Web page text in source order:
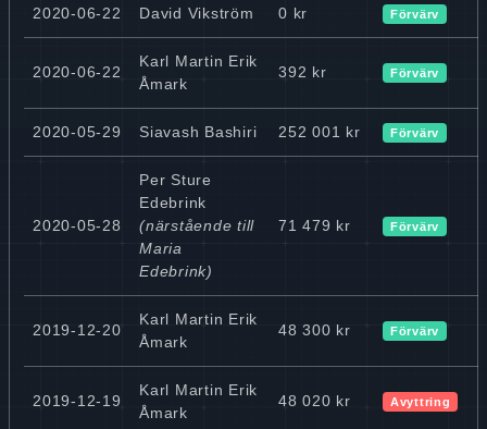
2020-06-22 David Vikström 0 kr Förvärv
2020-06-22
Karl Martin Erik
Åmark
392 kr Förvärv
2020-05-29 Siavash Bashiri 252 001 kr Förvärv
2020-05-28
Per Sture
Edebrink
(närstående till
Maria
Edebrink)
71 479 kr Förvärv
2019-12-20
Karl Martin Erik
Åmark
48 300 kr Förvärv
2019-12-19
Karl Martin Erik
Åmark
48 020 kr Avyttring